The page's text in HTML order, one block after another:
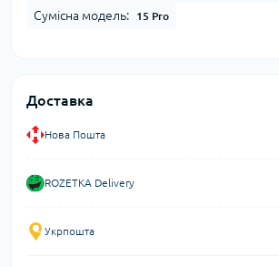
Сумісна модель: 15 Pro
Доставка
Нова Пошта
ROZETKA Delivery
Укрпошта